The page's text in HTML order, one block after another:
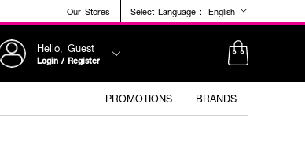
Our Stores Select Language : English
Hello, Guest
Login / Register
PROMOTIONS BRANDS